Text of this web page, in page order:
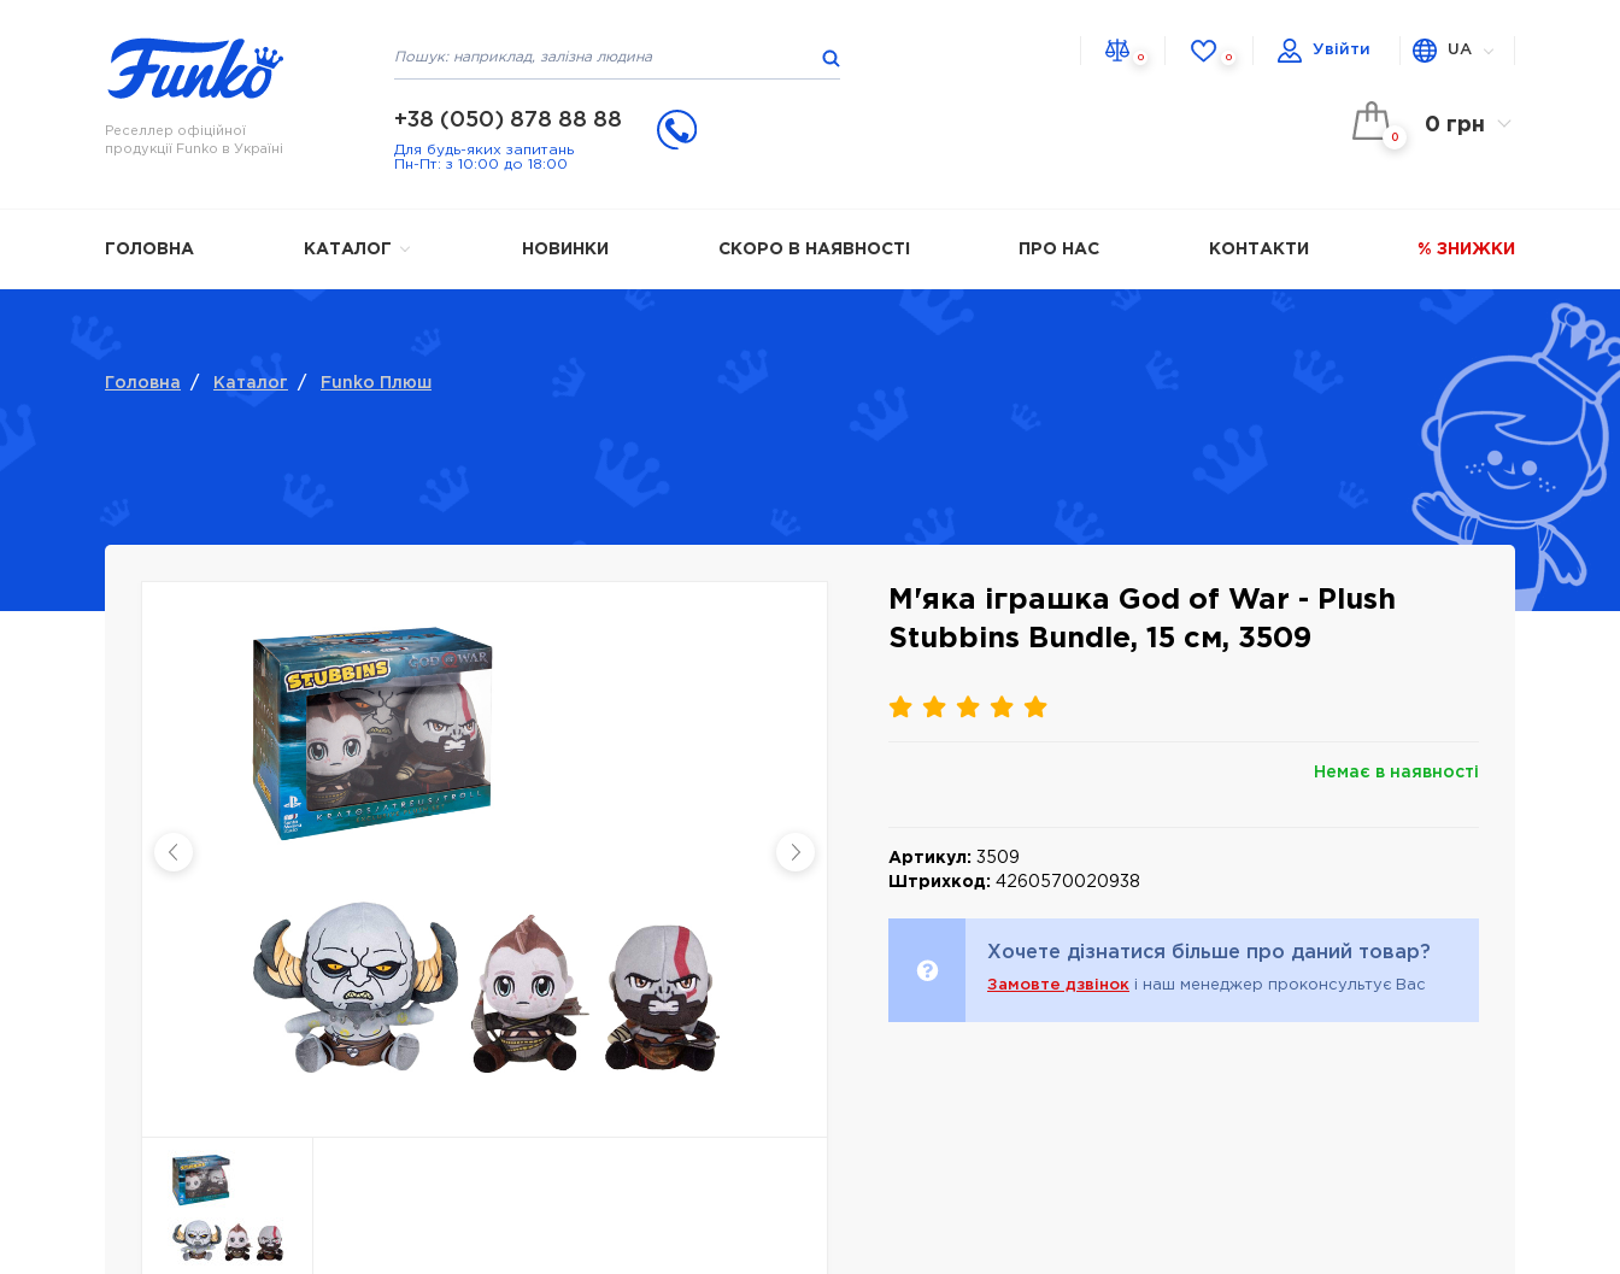
Реселлер офіційної
продукції Funko в Україні
+38 (050) 878 88 88
Для будь-яких запитань
Пн-Пт: з 10:00 до 18:00
0 0
Увійти UA
0
0 грн
ГОЛОВНА КАТАЛОГ НОВИНКИ СКОРО В НАЯВНОСТІ ПРО НАС КОНТАКТИ % ЗНИЖКИ
Головна / Каталог / Funko Плюш
М'яка іграшка God of War - Plush
Stubbins Bundle, 15 см, 3509
Немає в наявності
Артикул: 3509
Штрихкод: 4260570020938
Хочете дізнатися більше про даний товар?
Замовте дзвінок і наш менеджер проконсультує Вас